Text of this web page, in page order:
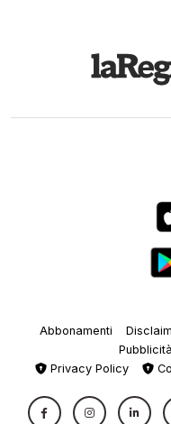
Abbonamenti
Pubblicità
Privacy Policy